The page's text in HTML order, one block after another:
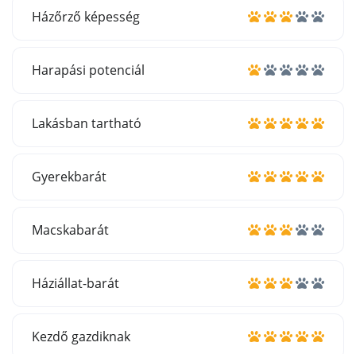
Házőrző képesség
Harapási potenciál
Lakásban tartható
Gyerekbarát
Macskabarát
Háziállat-barát
Kezdő gazdiknak